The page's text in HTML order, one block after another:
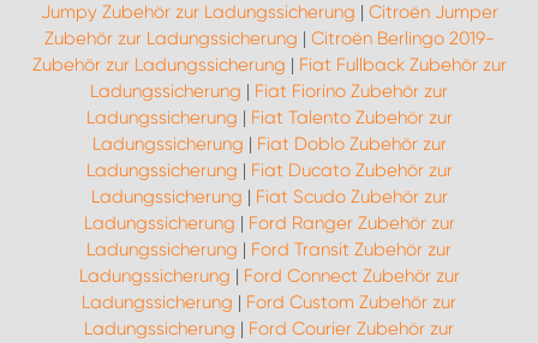
Jumpy Zubehör zur Ladungssicherung | Citroën Jumper
Zubehör zur Ladungssicherung | Citroën Berlingo 2019-
Zubehör zur Ladungssicherung | Fiat Fullback Zubehör zur
Ladungssicherung | Fiat Fiorino Zubehör zur
Ladungssicherung | Fiat Talento Zubehör zur
Ladungssicherung | Fiat Doblo Zubehör zur
Ladungssicherung | Fiat Ducato Zubehör zur
Ladungssicherung | Fiat Scudo Zubehör zur
Ladungssicherung | Ford Ranger Zubehör zur
Ladungssicherung | Ford Transit Zubehör zur
Ladungssicherung | Ford Connect Zubehör zur
Ladungssicherung | Ford Custom Zubehör zur
Ladungssicherung | Ford Courier Zubehör zur